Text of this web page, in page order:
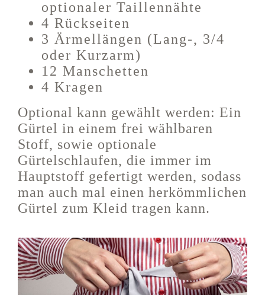
optionaler Taillennähte
4 Rückseiten
3 Ärmellängen (Lang-, 3/4
oder Kurzarm)
12 Manschetten
4 Kragen
Optional kann gewählt werden: Ein
Gürtel in einem frei wählbaren
Stoff, sowie optionale
Gürtelschlaufen, die immer im
Hauptstoff gefertigt werden, sodass
man auch mal einen herkömmlichen
Gürtel zum Kleid tragen kann.